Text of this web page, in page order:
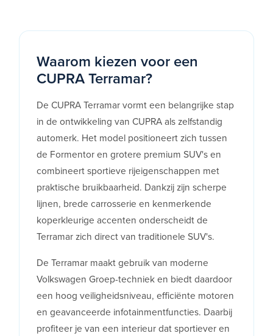
Waarom kiezen voor een
CUPRA Terramar?
De CUPRA Terramar vormt een belangrijke stap
in de ontwikkeling van CUPRA als zelfstandig
automerk. Het model positioneert zich tussen
de Formentor en grotere premium SUV's en
combineert sportieve rijeigenschappen met
praktische bruikbaarheid. Dankzij zijn scherpe
lijnen, brede carrosserie en kenmerkende
koperkleurige accenten onderscheidt de
Terramar zich direct van traditionele SUV's.
De Terramar maakt gebruik van moderne
Volkswagen Groep-techniek en biedt daardoor
een hoog veiligheidsniveau, efficiënte motoren
en geavanceerde infotainmentfuncties. Daarbij
profiteer je van een interieur dat sportiever en